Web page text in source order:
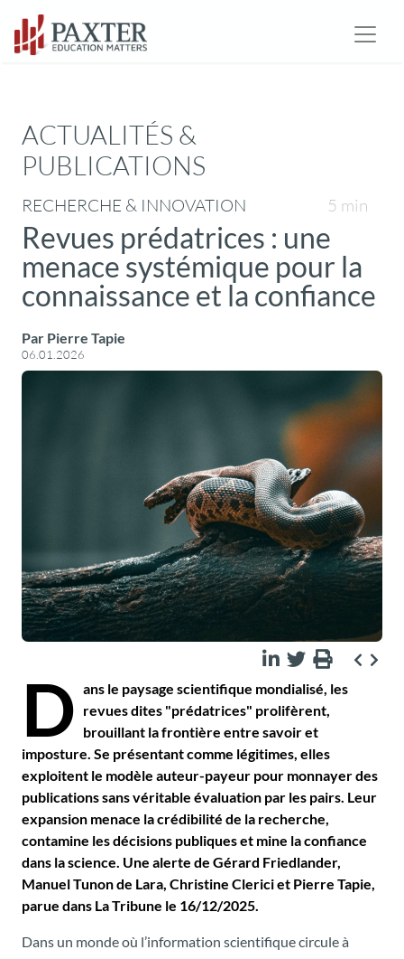
ACTUALITÉS &
PUBLICATIONS
RECHERCHE & INNOVATION 5 min
Revues prédatrices : une
menace systémique pour la
connaissance et la confiance
Par Pierre Tapie
06.01.2026
D ans le paysage scientifique mondialisé, les
revues dites "prédatrices" prolifèrent,
brouillant la frontière entre savoir et
imposture. Se présentant comme légitimes, elles
exploitent le modèle auteur-payeur pour monnayer des
publications sans véritable évaluation par les pairs. Leur
expansion menace la crédibilité de la recherche,
contamine les décisions publiques et mine la confiance
dans la science. Une alerte de Gérard Friedlander,
Manuel Tunon de Lara, Christine Clerici et Pierre Tapie,
parue dans La Tribune le 16/12/2025.
Dans un monde où l’information scientifique circule à